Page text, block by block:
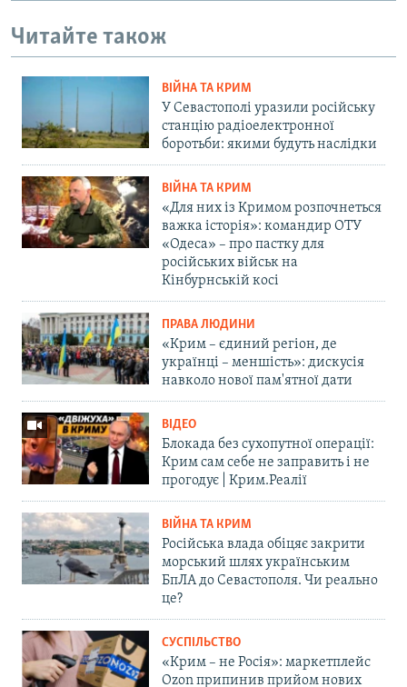
Читайте також
ВІЙНА ТА КРИМ
У Севастополі уразили російську
станцію радіоелектронної
боротьби: якими будуть наслідки
ВІЙНА ТА КРИМ
«Для них із Кримом розпочнеться
важка історія»: командир ОТУ
«Одеса» – про пастку для
російських військ на
Кінбурнській косі
ПРАВА ЛЮДИНИ
«Крим – єдиний регіон, де
українці – меншість»: дискусія
навколо нової пам'ятної дати
ВІДЕО
Блокада без сухопутної операції:
Крим сам себе не заправить і не
прогодує | Крим.Реалії
ВІЙНА ТА КРИМ
Російська влада обіцяє закрити
морський шлях українським
БпЛА до Севастополя. Чи реально
це?
СУСПІЛЬСТВО
«Крим – не Росія»: маркетплейс
Ozon припинив прийом нових